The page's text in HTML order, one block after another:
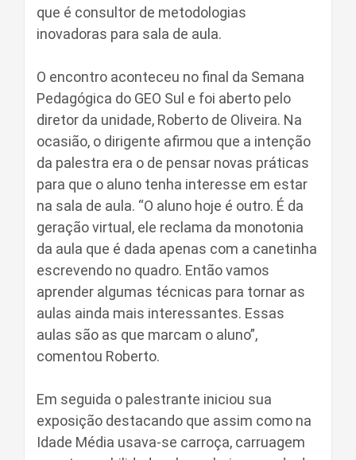
que é consultor de metodologias
inovadoras para sala de aula.
O encontro aconteceu no final da Semana
Pedagógica do GEO Sul e foi aberto pelo
diretor da unidade, Roberto de Oliveira. Na
ocasião, o dirigente afirmou que a intenção
da palestra era o de pensar novas práticas
para que o aluno tenha interesse em estar
na sala de aula. “O aluno hoje é outro. É da
geração virtual, ele reclama da monotonia
da aula que é dada apenas com a canetinha
escrevendo no quadro. Então vamos
aprender algumas técnicas para tornar as
aulas ainda mais interessantes. Essas
aulas são as que marcam o aluno”,
comentou Roberto.
Em seguida o palestrante iniciou sua
exposição destacando que assim como na
Idade Média usava-se carroça, carruagem